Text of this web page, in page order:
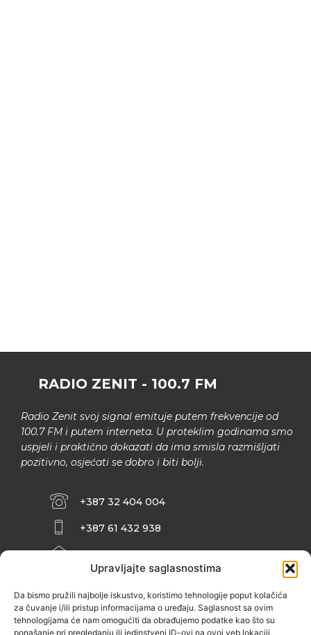
Upravljajte saglasnostima
Da bismo pružili najbolje iskustvo, koristimo tehnologije poput kolačića
za čuvanje i/ili pristup informacijama o uređaju. Saglasnost sa ovim
tehnologijama će nam omogućiti da obrađujemo podatke kao što su
ponašanje pri pregledanju ili jedinstveni ID-ovi na ovoj veb lokaciji.
RADIO ZENIT - 100.7 FM
Radio Zenit svoj signal emituje putem frekvencije od
100.7 FM i putem interneta. U proteklim godinama smo
uspjeli i praktično dokazati da ima smisla razmišljati
pozitivno, osjećati se dobro i biti bolji.
+387 32 404 004
+387 61 432 938
INFO@ZENIT.BA
ZENIČANKA, 3. SPRAT), 72000 ZENICA